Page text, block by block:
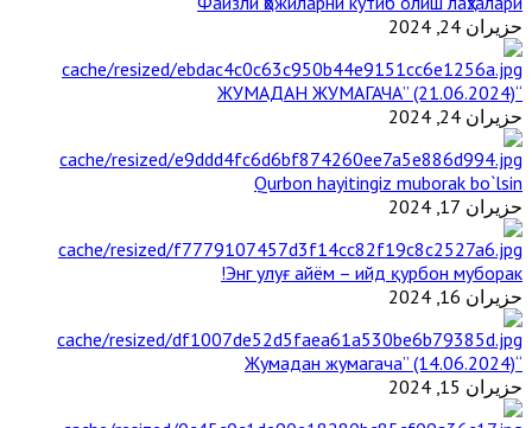
حزيران 24, 2024
“ЖУМАДАН ЖУМАГАЧА” (21.06.2024)
حزيران 24, 2024
Qurbon hayitingiz muborak bo`lsin
حزيران 17, 2024
Энг улуғ айём – ийд қурбон муборак!
حزيران 16, 2024
“Жумадан жумагача” (14.06.2024)
حزيران 15, 2024